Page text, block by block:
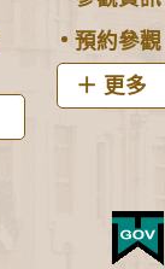
預約參觀
更多